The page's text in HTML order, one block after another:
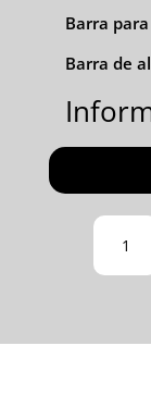
Barra
Barra de
PUNTAL